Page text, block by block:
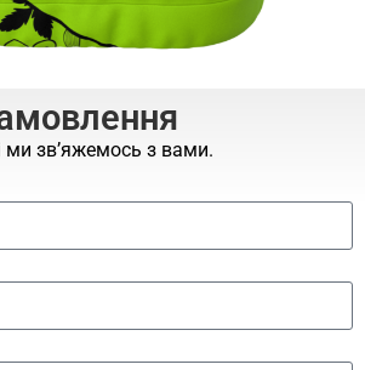
ми зв’яжемось з вами.